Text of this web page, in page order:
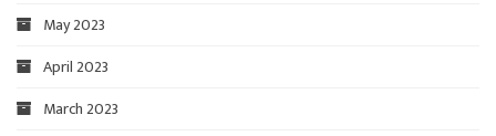
May 2023
April 2023
March 2023